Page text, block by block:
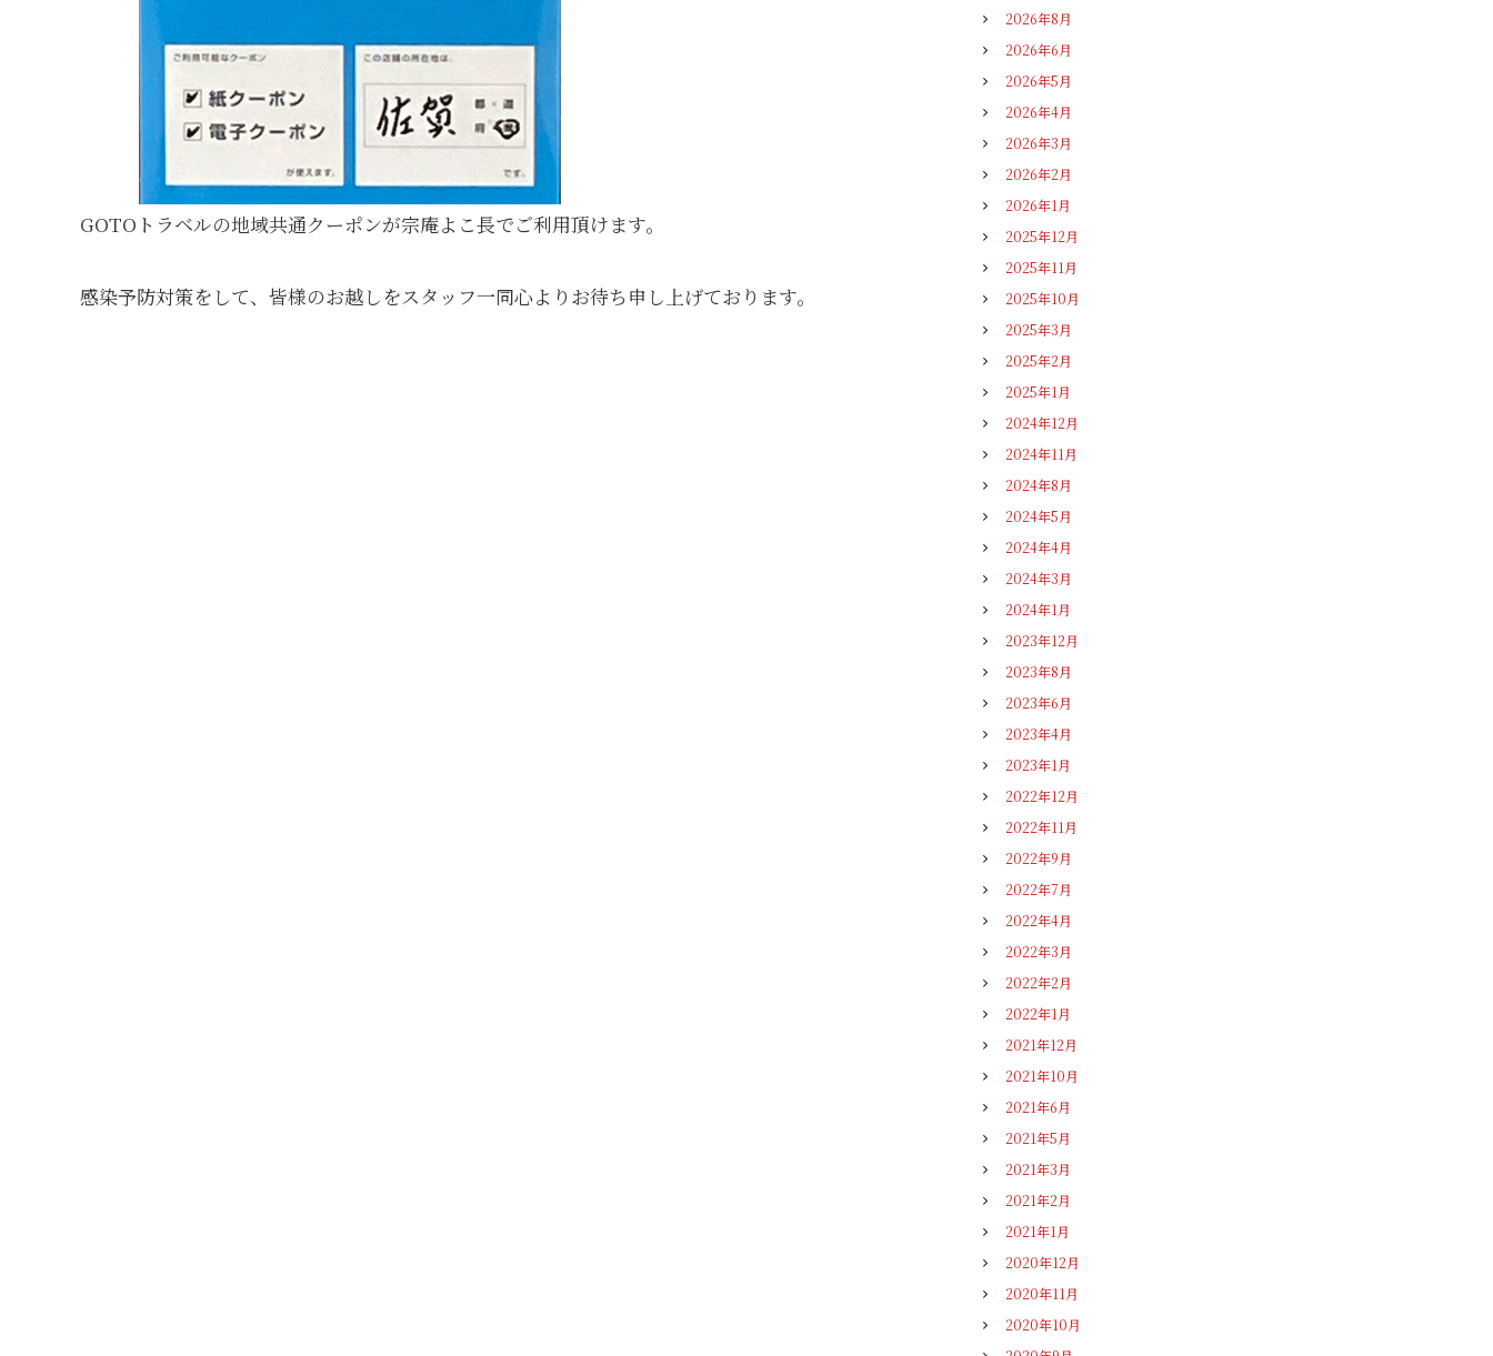
GOTOトラベルの地域共通クーポンが宗庵よこ長でご利用頂けます。
感染予防対策をして、皆様のお越しをスタッフ一同心よりお待ち申し上げております。
2026年8月
2026年6月
2026年5月
2026年4月
2026年3月
2026年2月
2026年1月
2025年12月
2025年11月
2025年10月
2025年3月
2025年2月
2025年1月
2024年12月
2024年11月
2024年8月
2024年5月
2024年4月
2024年3月
2024年1月
2023年12月
2023年8月
2023年6月
2023年4月
2023年1月
2022年12月
2022年11月
2022年9月
2022年7月
2022年4月
2022年3月
2022年2月
2022年1月
2021年12月
2021年10月
2021年6月
2021年5月
2021年3月
2021年2月
2021年1月
2020年12月
2020年11月
2020年10月